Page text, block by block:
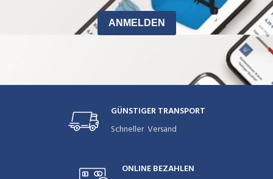
ANMELDEN
GÜNSTIGER TRANSPORT
Schneller Versand
ONLINE BEZAHLEN